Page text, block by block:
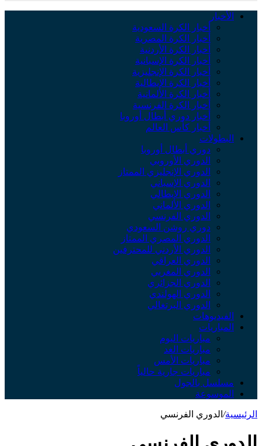
الأخبار
أخبار الكرة السعودية
أخبار الكرة المصرية
أخبار الكرة الأردنية
أخبار الكرة الإسبانية
أخبار الكرة الإنجليزية
أخبار الكرة الإيطالية
أخبار الكرة الألمانية
أخبار الكرة الفرنسية
أخبار دوري أبطال أوروبا
أخبار كأس العالم
البطولات
دوري أبطال أوروبا
الدوري الأوروبي
الدوري الإنجليزي الممتاز
الدوري الإسباني
الدوري الإيطالي
الدوري الألماني
الدوري الفرنسي
دوري روشن السعودي
الدوري المصري الممتاز
الدوري الأردني للمحترفين
الدوري العراقي
الدوري المغربي
الدوري الجزائري
الدوري الهولندي
الدوري البرتغالي
الفيديوهات
المباريات
مباريات اليوم
مباريات الغد
مباريات الأمس
مباريات جارية حالياً
مسلسل بالجول
الموسوعة
الرئيسية/ الدوري الفرنسي